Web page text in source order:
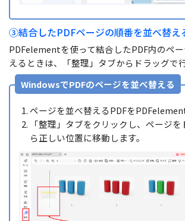
③結合したPDFページの順番を並べ替え
PDFelementを使って結合したPDF内のペ
えるときは、「整理」タブからドラッグで行
WindowsでPDFのページを並べ替える
ページを並べ替えるPDFを
「整理」タブをクリックし、ページ
ら正しい位置に移動します。